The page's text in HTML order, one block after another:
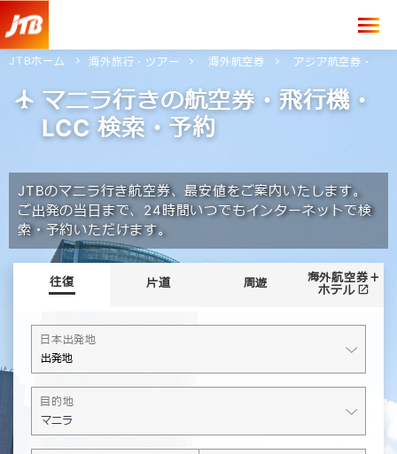
JTBホーム 海外旅行・ツアー 海外航空券 アジア航空券・飛
マニラ行きの航空券・飛行機・
LCC 検索・予約
JTBのマニラ行き航空券、最安値をご案内いたします。
ご出発の当日まで、24時間いつでもインターネットで検
索・予約いただけます。
往復 片道 周遊
海外航空券＋
ホテル